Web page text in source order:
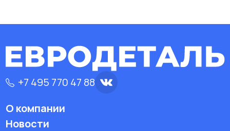
+7 495 770 47 88
О компании
Новости